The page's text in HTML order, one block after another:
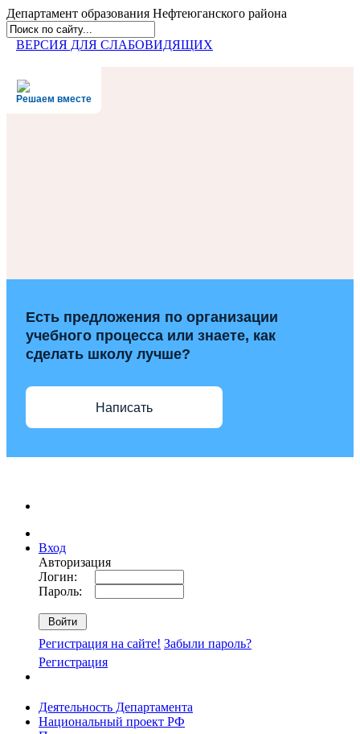
Департамент образования Нефтеюганского района
ВЕРСИЯ ДЛЯ СЛАБОВИДЯЩИХ
Решаем вместе
Есть предложения по организации
учебного процесса или знаете, как
сделать школу лучше?
Написать
Вход
Авторизация
Логин:
Пароль:
Регистрация на сайте! Забыли пароль?
Регистрация
Деятельность Департамента
Национальный проект РФ